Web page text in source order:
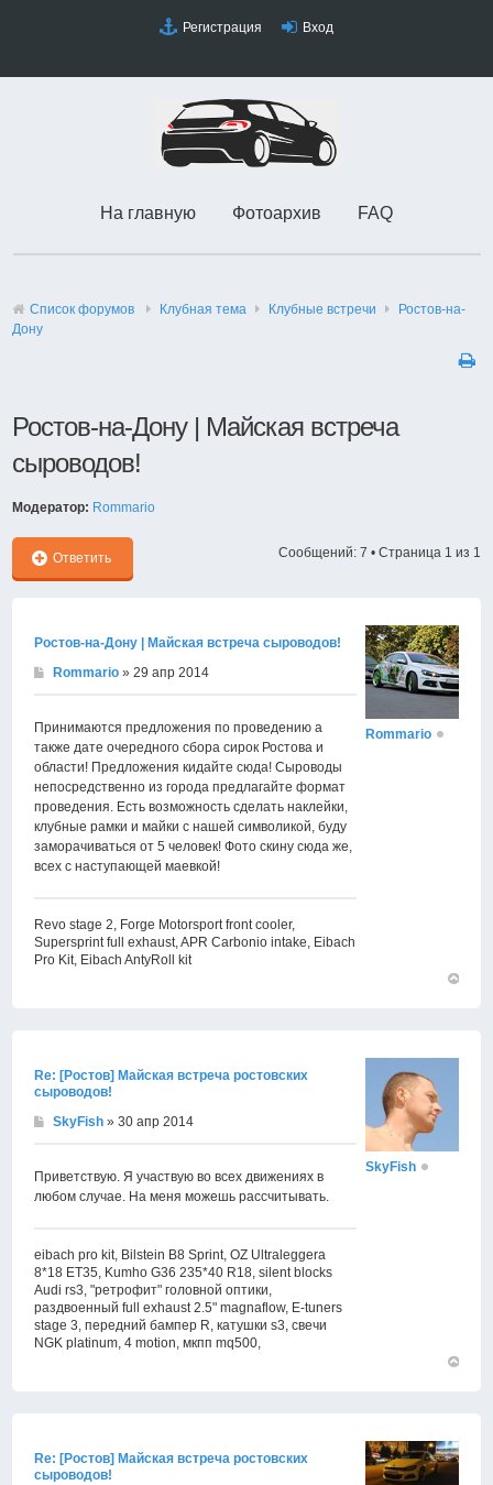
Регистрация Вход
На главную Фотоархив FAQ
Список форумов Клубная тема Клубные встречи
Ростов-на-
Дону
Ростов-на-Дону | Майская встреча
сыроводов!
Модератор: Rommario
Ответить Сообщений: 7 • Страница 1 из 1
Ростов-на-Дону | Майская встреча сыроводов!
Rommario » 29 апр 2014
Принимаются предложения по проведению а
также дате очередного сбора сирок Ростова и
области! Предложения кидайте сюда! Сыроводы
непосредственно из города предлагайте формат
проведения. Есть возможность сделать наклейки,
клубные рамки и майки с нашей символикой, буду
заморачиваться от 5 человек! Фото скину сюда же,
всех с наступающей маевкой!
Revo stage 2, Forge Motorsport front cooler,
Supersprint full exhaust, APR Carbonio intake, Eibach
Pro Kit, Eibach AntyRoll kit
Rommario
Re: [Ростов] Майская встреча ростовских
сыроводов!
SkyFish » 30 апр 2014
Приветствую. Я участвую во всех движениях в
любом случае. На меня можешь рассчитывать.
eibach pro kit, Bilstein B8 Sprint, OZ Ultraleggera
8*18 ET35, Kumho G36 235*40 R18, silent blocks
Audi rs3, "ретрофит" головной оптики,
раздвоенный full exhaust 2.5" magnaflow, E-tuners
stage 3, передний бампер R, катушки s3, свечи
NGK platinum, 4 motion, мкпп mq500,
SkyFish
Re: [Ростов] Майская встреча ростовских
сыроводов!